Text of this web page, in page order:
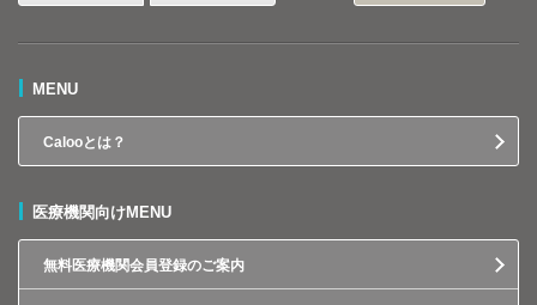
MENU
Calooとは？
医療機関向けMENU
無料医療機関会員登録のご案内